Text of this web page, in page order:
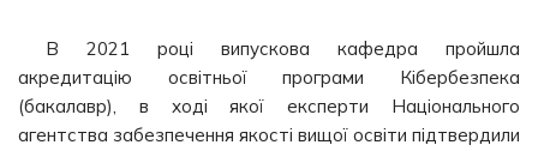
В 2021 році випускова кафедра пройшла
акредитацію освітньої програми Кібербезпека
(бакалавр), в ході якої експерти Національного
агентства забезпечення якості вищої освіти підтвердили